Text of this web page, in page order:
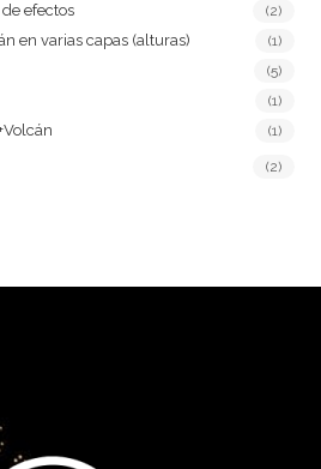
efectos (2)
en varias capas (alturas) (1)
(5)
(1)
(1)
(2)